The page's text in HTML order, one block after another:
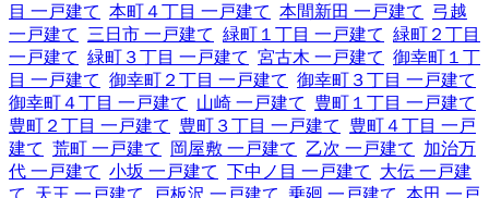
目 一戸建て 本町４丁目 一戸建て 本間新田 一戸建て
弓越
一戸建て
三日市 一戸建て 緑町１丁目 一戸建て 緑町２丁目
一戸建て 緑町３丁目 一戸建て 宮古木 一戸建て 御幸町１丁
目 一戸建て 御幸町２丁目 一戸建て 御幸町３丁目 一戸建て
御幸町４丁目 一戸建て
山崎 一戸建て
豊町１丁目 一戸建て
豊町２丁目 一戸建て
豊町３丁目 一戸建て
豊町４丁目 一戸
建て 荒町 一戸建て 岡屋敷 一戸建て 乙次 一戸建て
加治万
代 一戸建て 小坂 一戸建て 下中ノ目 一戸建て
大伝 一戸建
て
天王 一戸建て 戸板沢 一戸建て 乗廻 一戸建て 本田 一戸